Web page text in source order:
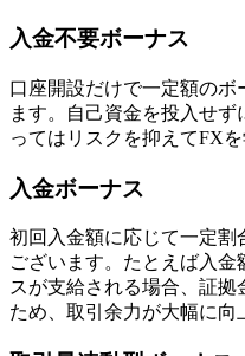
入金不要ボーナス
口座開設だけで一定額の
ます。自己資金を投入せ
ってはリスクを抑えてFX
入金ボーナス
初回入金額に応じて一定
ございます。たとえば入金
スが支給される場合、証拠
ため、取引余力が大幅に向